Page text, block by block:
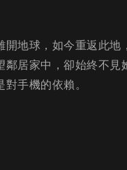
地球，如今重返此地
居家中，卻始終不見
手機的依賴。